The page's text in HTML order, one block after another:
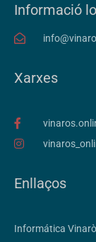
Informació
Xarxes
Enllaços
Informática